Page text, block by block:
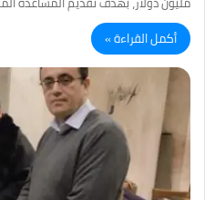
أكمل القراءة »